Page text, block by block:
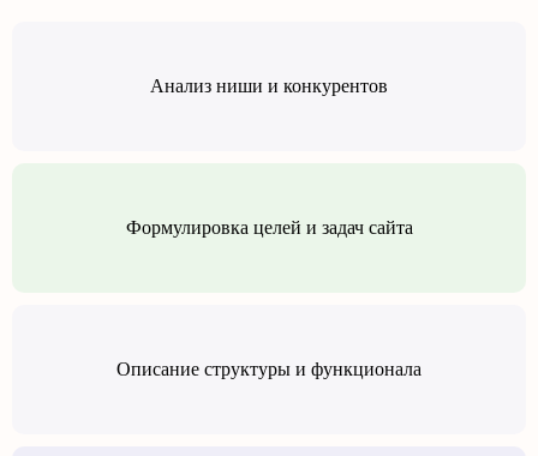
Анализ ниши и конкурентов
Формулировка целей и задач сайта
Описание структуры и функционала